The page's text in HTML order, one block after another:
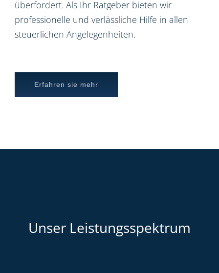
überfordert. Als Ihr Ratgeber bieten wir
professionelle und verlässliche Hilfe in allen
steuerlichen Angelegenheiten.
Erfahren sie mehr
Unser Leistungsspektrum